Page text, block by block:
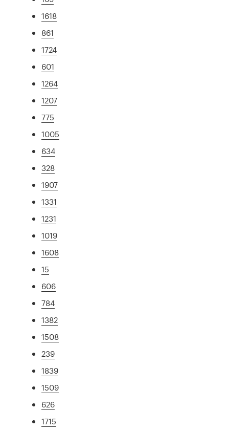
1618
861
1724
601
1264
1207
775
1005
634
328
1907
1331
1231
1019
1608
15
606
784
1382
1508
239
1839
1509
626
1715